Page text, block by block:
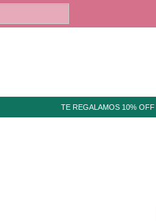
TE REGALAMOS 10%